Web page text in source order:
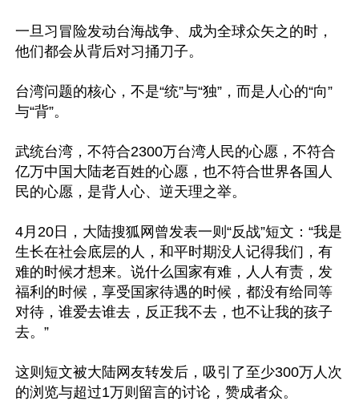
一旦习冒险发动台海战争、成为全球众矢之的时，
他们都会从背后对习捅刀子。
台湾问题的核心，不是“统”与“独”，而是人心的“向”
与“背”。
武统台湾，不符合2300万台湾人民的心愿，不符合
亿万中国大陆老百姓的心愿，也不符合世界各国人
民的心愿，是背人心、逆天理之举。
4月20日，大陆搜狐网曾发表一则“反战”短文：“我是
生长在社会底层的人，和平时期没人记得我们，有
难的时候才想来。说什么国家有难，人人有责，发
福利的时候，享受国家待遇的时候，都没有给同等
对待，谁爱去谁去，反正我不去，也不让我的孩子
去。”
这则短文被大陆网友转发后，吸引了至少300万人次
的浏览与超过1万则留言的讨论，赞成者众。